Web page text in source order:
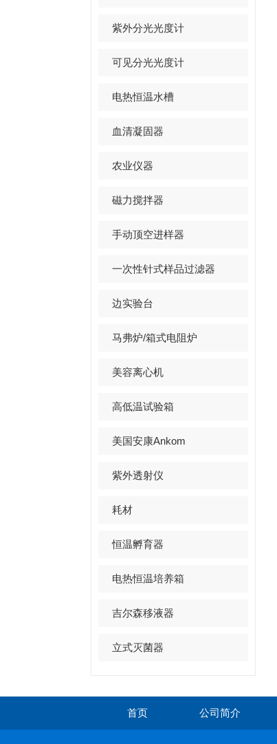
紫外分光光度计
可见分光光度计
电热恒温水槽
血清凝固器
农业仪器
磁力搅拌器
手动顶空进样器
一次性针式样品过滤器
边实验台
马弗炉/箱式电阻炉
美容离心机
高低温试验箱
美国安康Ankom
紫外透射仪
耗材
恒温孵育器
电热恒温培养箱
吉尔森移液器
立式灭菌器
首页 公司简介